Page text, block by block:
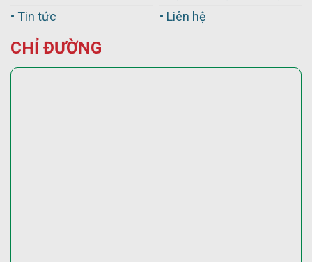
• Tin tức
• Liên hệ
CHỈ ĐƯỜNG